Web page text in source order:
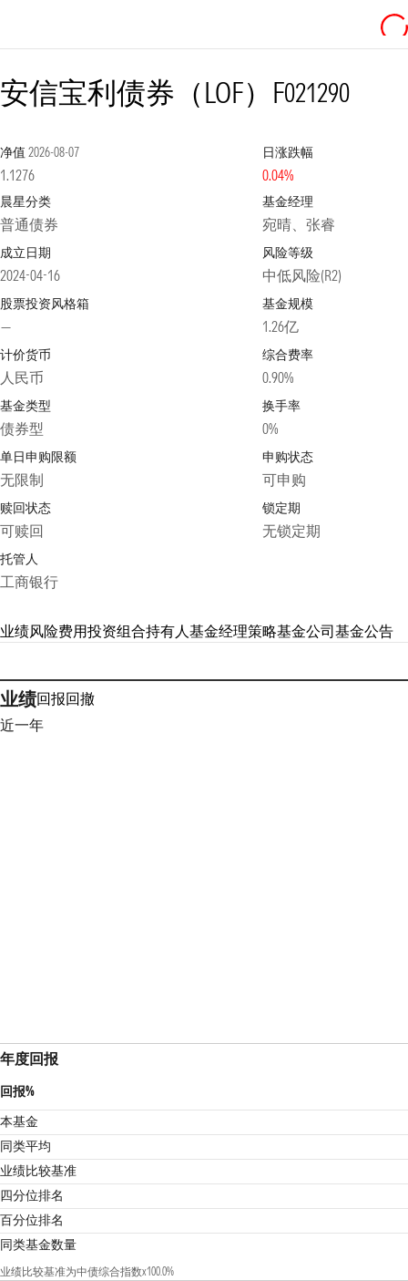
安信宝利债券（LOF）F021290
净值 2026-08-07
1.1276
日涨跌幅
0.04%
晨星分类
普通债券
基金经理
宛晴、张睿
成立日期
2024-04-16
风险等级
中低风险(R2)
股票投资风格箱
—
基金规模
1.26亿
计价货币
人民币
综合费率
0.90%
基金类型
债券型
换手率
0%
单日申购限额
无限制
申购状态
可申购
赎回状态
可赎回
锁定期
无锁定期
托管人
工商银行
业绩风险费用投资组合持有人基金经理策略基金公司基金公告
业绩回报回撤
近一年
年度回报
回报%
本基金
同类平均
业绩比较基准
四分位排名
4
百分位排名
同类基金数量
业绩比较基准为中债综合指数x100.0%